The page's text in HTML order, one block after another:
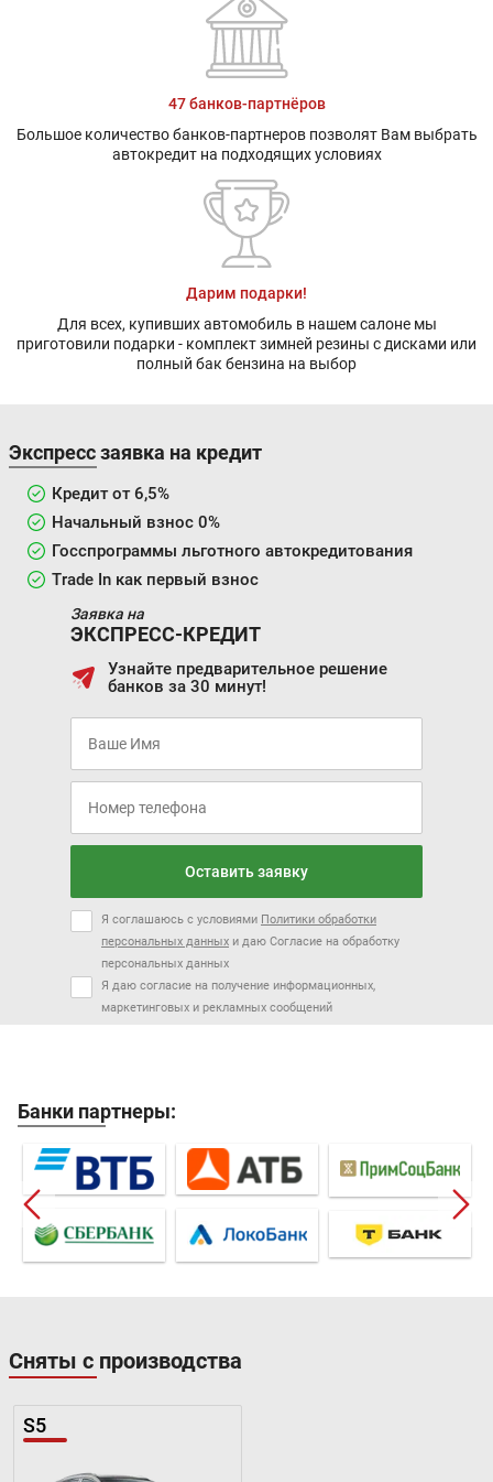
47 банков-партнёров
Большое количество банков-партнеров позволят Вам выбрать
автокредит на подходящих условиях
Дарим подарки!
Для всех, купивших автомобиль в нашем салоне мы
приготовили подарки - комплект зимней резины с дисками или
полный бак бензина на выбор
Экспресс заявка на кредит
Кредит от 6,5%
Начальный взнос 0%
Госспрограммы льготного автокредитования
Trade In как первый взнос
Заявка на
ЭКСПРЕСС-КРЕДИТ
Узнайте предварительное решение
банков за 30 минут!
Оставить заявку
Я соглашаюсь с условиями Политики обработки
персональных данных и даю Согласие на обработку
персональных данных
Я даю согласие на получение информационных,
маркетинговых и рекламных сообщений
Банки партнеры:
Сняты с производства
S5